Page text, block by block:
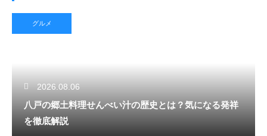
グルメ
2026.08.06
八戸の郷土料理せんべい汁の歴史とは？気になる発祥
を徹底解説